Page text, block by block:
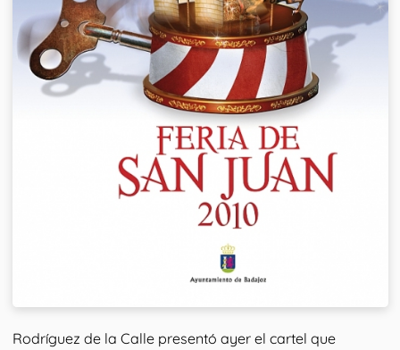
Rodríguez de la Calle presentó ayer el cartel que